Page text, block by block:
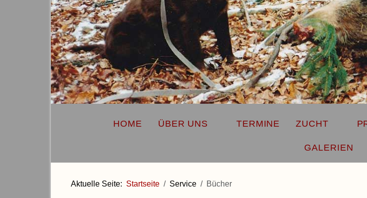
HOME ÜBER UNS TERMINE ZUCHT
GALERIEN
Aktuelle Seite: Startseite Service Bücher